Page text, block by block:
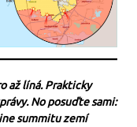
až líná. Prakticky
No posuďte sami:
summitu zemí